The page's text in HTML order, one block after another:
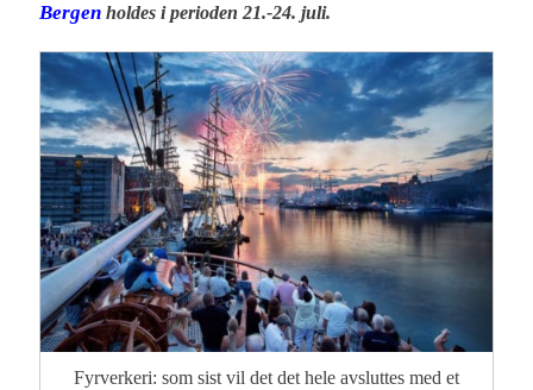
Bergen holdes i perioden 21.-24. juli.
Fyrverkeri: som sist vil det det hele avsluttes med et